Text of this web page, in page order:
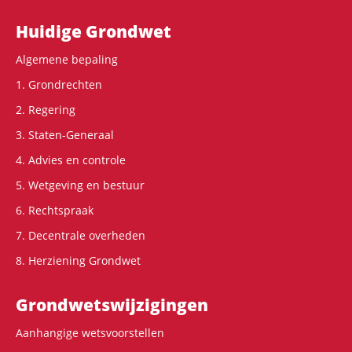
Hoofdnavigatie
Huidige Grondwet
Algemene bepaling
1. Grondrechten
2. Regering
3. Staten-Generaal
4. Advies en controle
5. Wetgeving en bestuur
6. Rechtspraak
7. Decentrale overheden
8. Herziening Grondwet
Grondwets­wijzigingen
Aanhangige wetsvoorstellen